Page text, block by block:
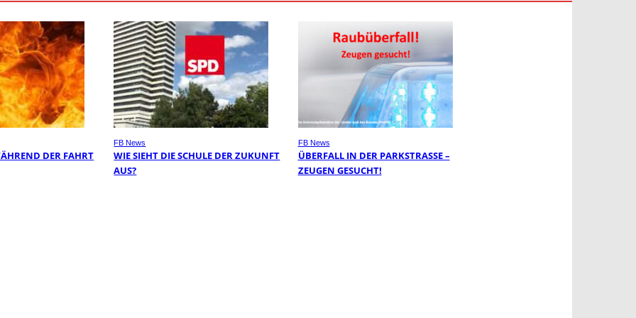
DER FAHRT
FB News
WIE SIEHT DIE SCHULE DER ZUKUNFT
AUS?
FB News
ÜBERFALL IN DER PARKSTRASSE – Z
EUGEN GESUCHT!